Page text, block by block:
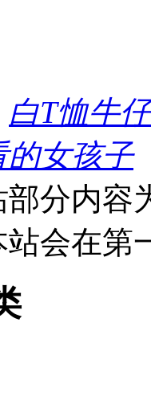
白T恤牛
的女孩子
分内容
会在第